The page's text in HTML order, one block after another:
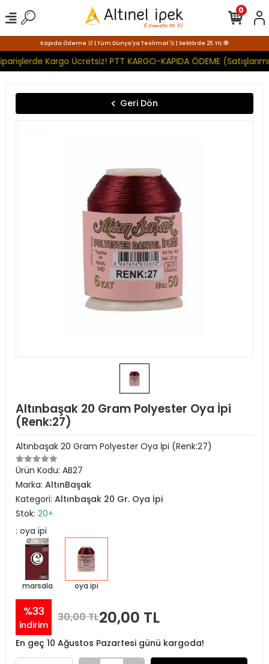
Kapıda Ödeme 🛒 | Tüm Dünya'ya Teslimat 🚀 | Sektörde 25. YIL 🧿
Kargo Ücretsiz! PTT KARGO-KAPIDA ÖDEME
0
Geri Dön
Altınbaşak 20 Gram Polyester Oya İpi
(Renk:27)
Altınbaşak 20 Gram Polyester Oya İpi (Renk:27)
Ürün Kodu: AB27
Marka: AltınBaşak
Kategori: Altınbaşak 20 Gr. Oya İpi
Stok: 20+
: oya ipi
marsala oya ipi
%33
indirim
30,00 TL20,00 TL
En geç 10 Ağustos Pazartesi günü kargoda!